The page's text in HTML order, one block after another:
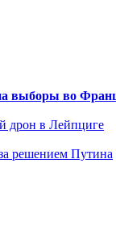
выборы во
дрон в Лейпциге
решением Путина